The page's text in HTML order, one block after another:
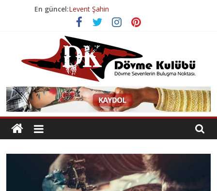
En güncel:Levent Şahin
Volkan Tura
Volkan Tura
Esenyurt Dövme Salonu
Geçmişten Günümüze Dövme Tarihi
Dövme
Kulübü
Dövme
Sevenlerin